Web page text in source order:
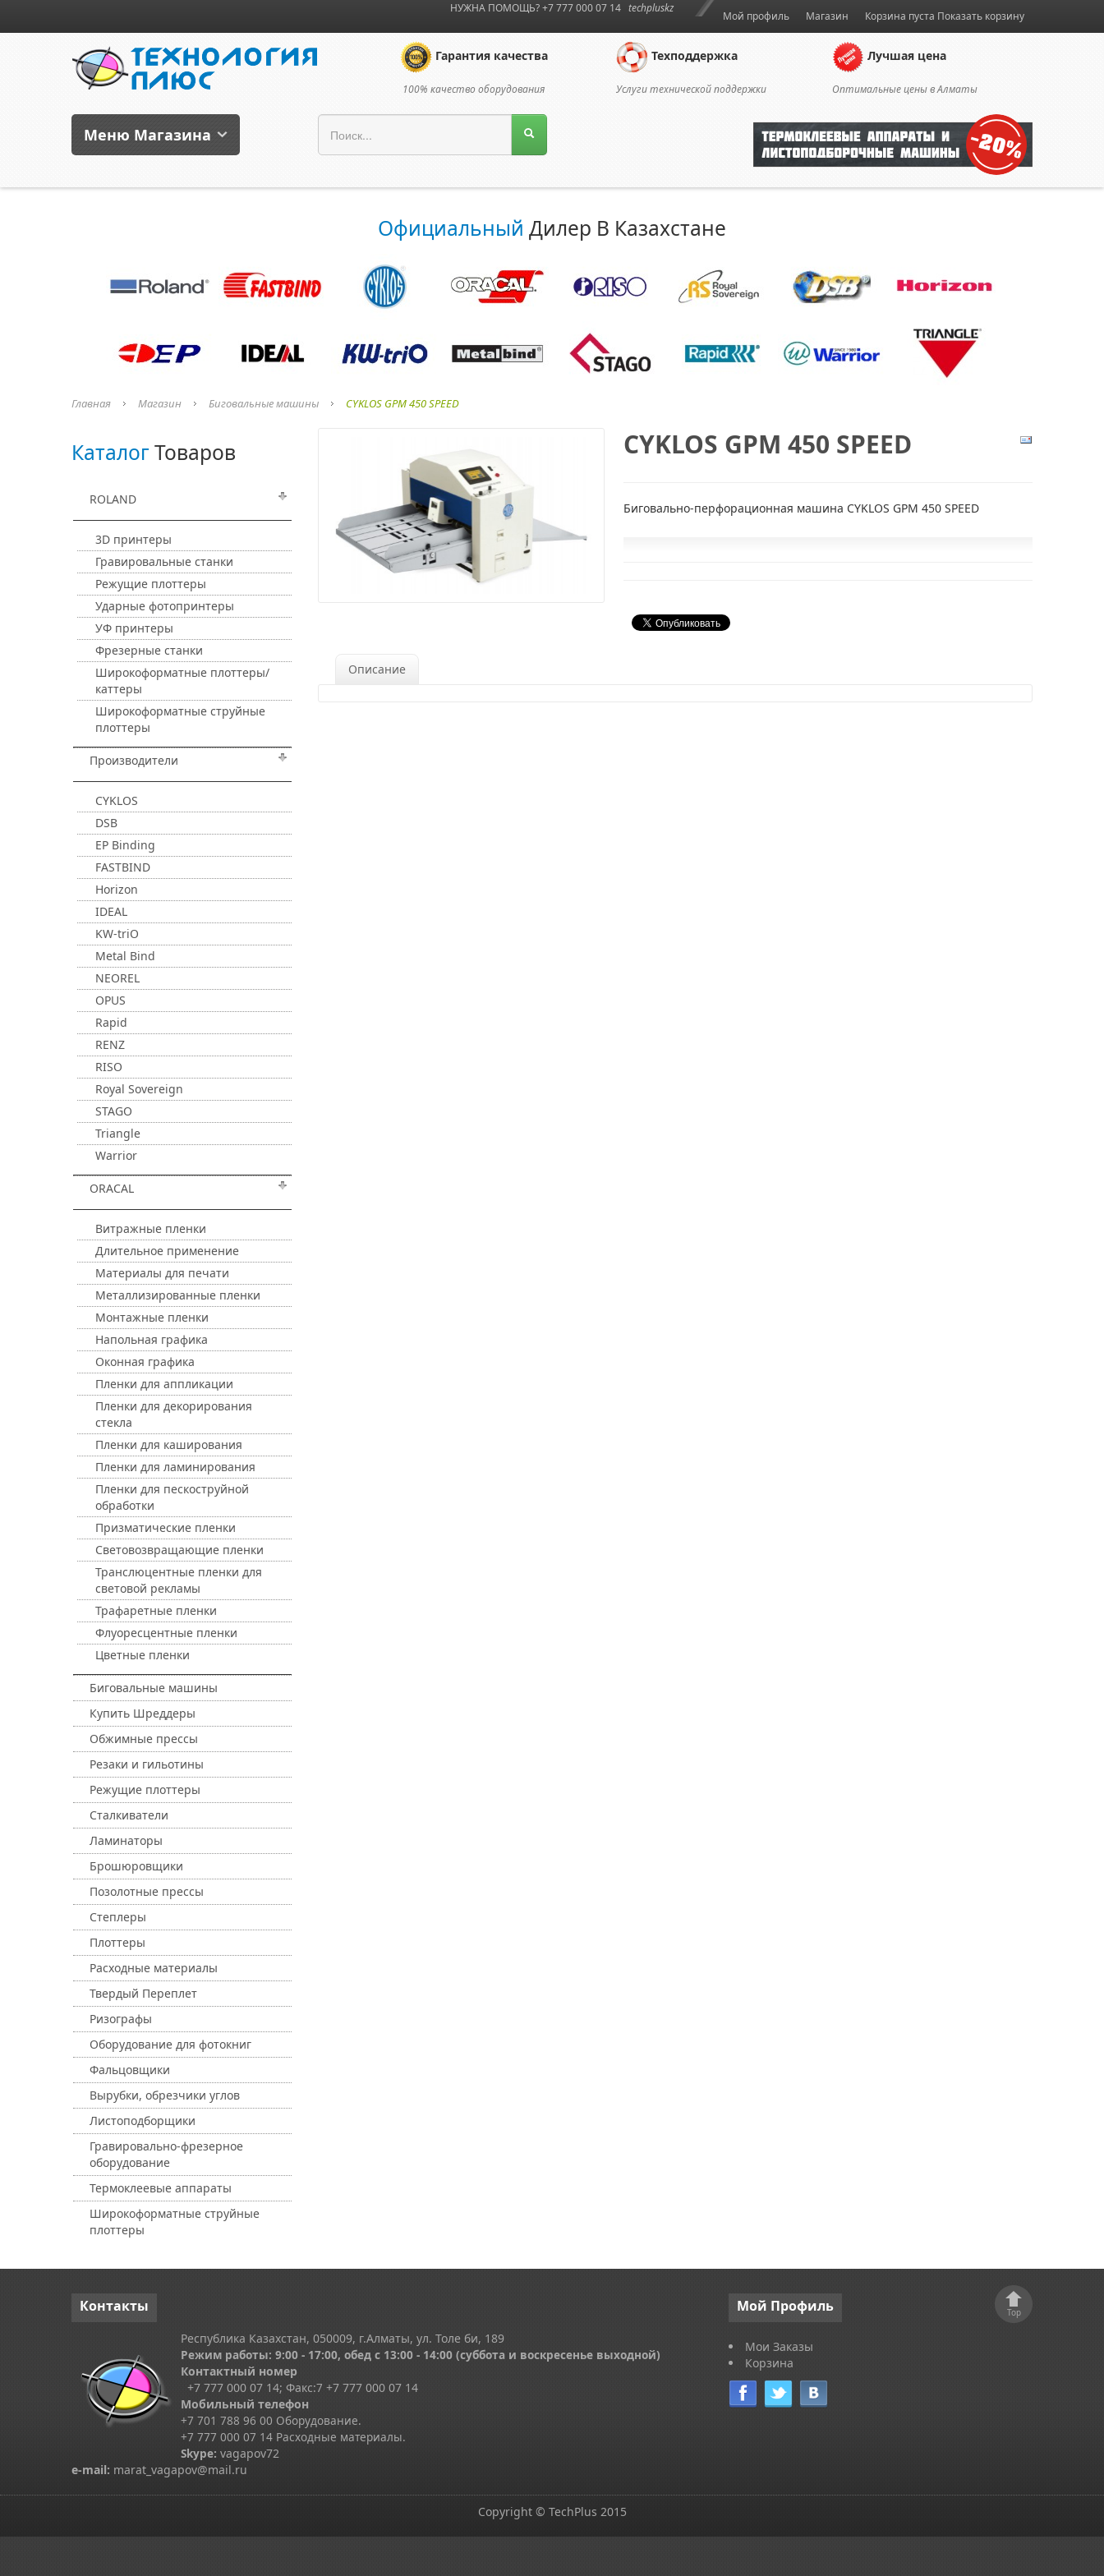
Корзина пуста Показать корзину
Мой профиль Магазин
НУЖНА ПОМОЩЬ? +7 777 000 07 14 techpluskz
Гарантия качества
100% качество оборудования
Техподдержка
Услуги технической поддержки
Лучшая цена
Оптимальные цены в Алматы
Меню Магазина
Официальный Дилер В Казахстане
Главная Магазин Биговальные машины CYKLOS GPM 450 SPEED
КаталогТоваров
ROLAND
3D принтеры
Гравировальные станки
Режущие плоттеры
Ударные фотопринтеры
УФ принтеры
Фрезерные станки
Широкоформатные плоттеры/
каттеры
Широкоформатные струйные
плоттеры
Производители
CYKLOS
DSB
EP Binding
FASTBIND
Horizon
IDEAL
KW-triO
Metal Bind
NEOREL
OPUS
Rapid
RENZ
RISO
Royal Sovereign
STAGO
Triangle
Warrior
ORACAL
Витражные пленки
Длительное применение
Материалы для печати
Металлизированные пленки
Монтажные пленки
Напольная графика
Оконная графика
Пленки для аппликации
Пленки для декорирования
стекла
Пленки для каширования
Пленки для ламинирования
Пленки для пескоструйной
обработки
Призматические пленки
Световозвращающие пленки
Транслюцентные пленки для
световой рекламы
Трафаретные пленки
Флуоресцентные пленки
Цветные пленки
Биговальные машины
Купить Шреддеры
Обжимные прессы
Резаки и гильотины
Режущие плоттеры
Сталкиватели
Ламинаторы
Брошюровщики
Позолотные прессы
Степлеры
Плоттеры
Расходные материалы
Твердый Переплет
Ризографы
Оборудование для фотокниг
Фальцовщики
Вырубки, обрезчики углов
Листоподборщики
Гравировально-фрезерное
оборудование
Термоклеевые аппараты
Широкоформатные струйные
плоттеры
CYKLOS GPM 450 SPEED
Биговально-перфорационная машина CYKLOS GPM 450 SPEED
Описание
Контакты
Республика Казахстан, 050009, г.Алматы, ул. Толе би, 189
Режим работы: 9:00 - 17:00, обед с 13:00 - 14:00 (суббота и воскресенье выходной)
Контактный номер
+7 777 000 07 14; Факс:7 +7 777 000 07 14
Мобильный телефон
+7 701 788 96 00 Оборудование.
+7 777 000 07 14 Расходные материалы.
Skype: vagapov72
e-mail: marat_vagapov@mail.ru
Мой Профиль
Мои Заказы
Корзина
Top
Copyright © TechPlus 2015